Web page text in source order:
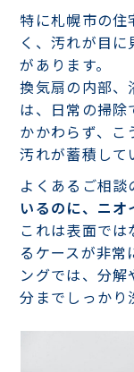
特に札幌市の
く、汚れが目
があります。
換気扇の内部、
は、日常の掃除
かかわらず、こ
汚れが蓄積して
よくあるご相談
いるのに、ニオ
これは表面では
るケースが非常
ングでは、分
分までしっかり